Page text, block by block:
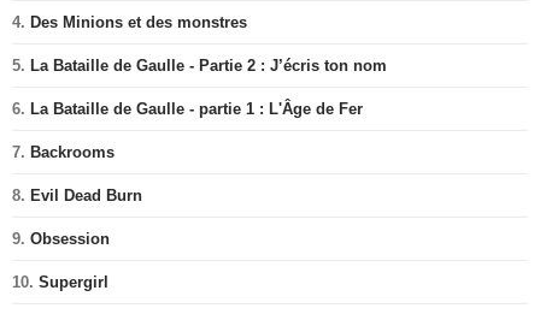
4. Des Minions et des monstres
5. La Bataille de Gaulle - Partie 2 : J’écris ton nom
6. La Bataille de Gaulle - partie 1 : L'Âge de Fer
7. Backrooms
8. Evil Dead Burn
9. Obsession
10. Supergirl